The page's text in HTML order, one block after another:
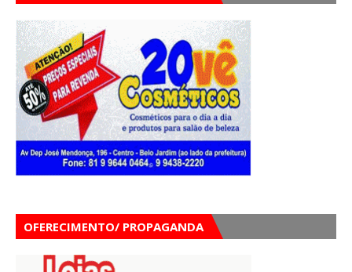
OFERECIMENTO/ PROPAGANDA